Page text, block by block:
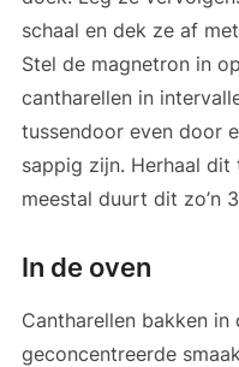
schaal en dek ze af
Stel de magnetron in
cantharellen in
tussendoor even door
sappig zijn. Herhaal
meestal duurt dit zo’n
In de oven
Cantharellen bakken
geconcentreerde